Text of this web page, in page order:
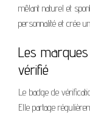
mêlant naturel et
personnalité et crée
Les
vérifié
Le badge de
Elle partage